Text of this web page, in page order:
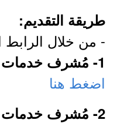
طريقة التقديم:
- من خلال الرابط
1- مُشرف خدمات المطار (الرياض):
اضغط هنا
2- مُشرف خدمات المطار (جدة):